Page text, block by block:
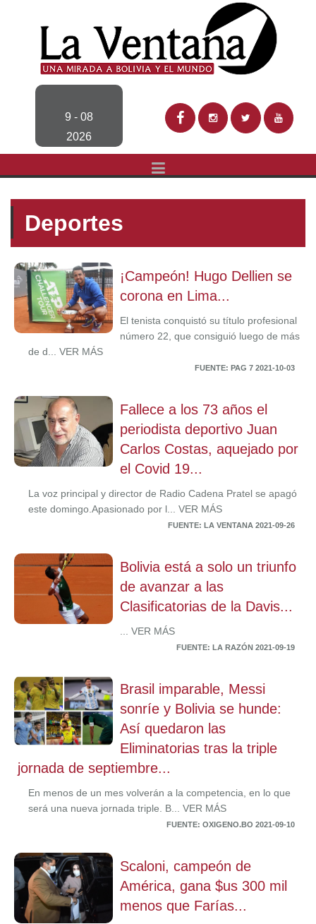
9 - 08
2026
Deportes
¡Campeón! Hugo Dellien se
corona en Lima...
El tenista conquistó su título profesional
número 22, que consiguió luego de más
de d... VER MÁS
FUENTE: PAG 7 2021-10-03
Fallece a los 73 años el
periodista deportivo Juan
Carlos Costas, aquejado por
el Covid 19...
La voz principal y director de Radio Cadena Pratel se apagó
este domingo.Apasionado por l... VER MÁS
FUENTE: LA VENTANA 2021-09-26
Bolivia está a solo un triunfo
de avanzar a las
Clasificatorias de la Davis...
... VER MÁS
FUENTE: LA RAZÓN 2021-09-19
Brasil imparable, Messi
sonríe y Bolivia se hunde:
Así quedaron las
Eliminatorias tras la triple
jornada de septiembre...
En menos de un mes volverán a la competencia, en lo que
será una nueva jornada triple. B... VER MÁS
FUENTE: OXIGENO.BO 2021-09-10
Scaloni, campeón de
América, gana $us 300 mil
menos que Farías...